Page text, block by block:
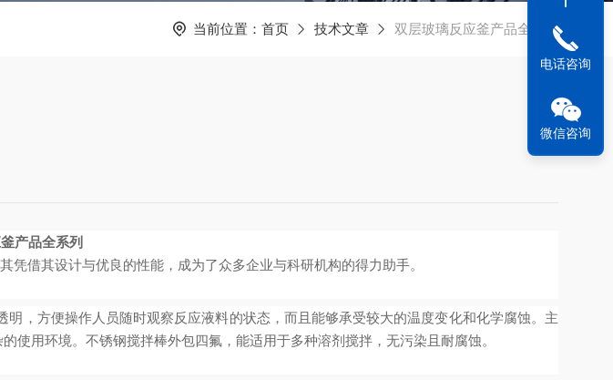
当前位置： 首页 技术文章 双层玻璃反应釜产品全系列
产品全系列
凭借其设计与优良的性能，成为了众多企业与科研机构的得力助手。
，方便操作人员随时观察反应液料的状态，而且能够承受较大的温度变化和化学腐蚀。主
用环境。不锈钢搅拌棒外包四氟，能适用于多种溶剂搅拌，无污染且耐腐蚀。
电话咨询
微信咨询